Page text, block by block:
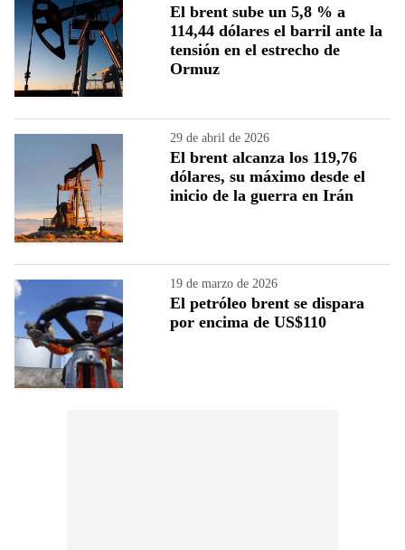
El brent sube un 5,8 % a
114,44 dólares el barril ante la
tensión en el estrecho de
Ormuz
29 de abril de 2026
El brent alcanza los 119,76
dólares, su máximo desde el
inicio de la guerra en Irán
19 de marzo de 2026
El petróleo brent se dispara
por encima de US$110